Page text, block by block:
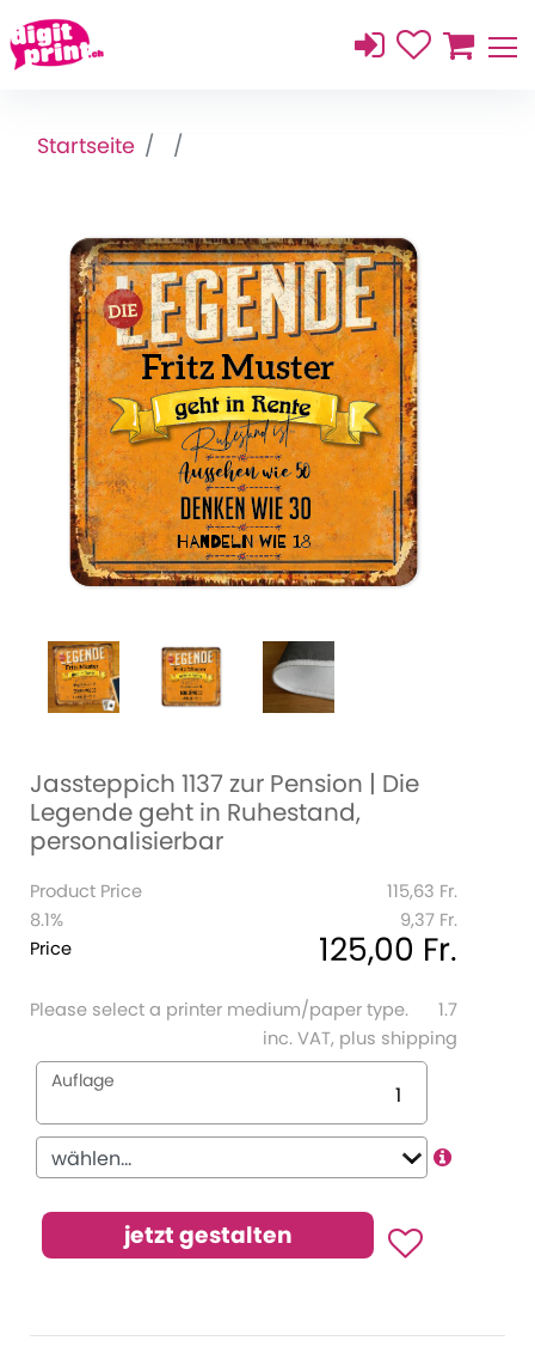
Startseite
Jassteppich 1137 zur Pension | Die
Legende geht in Ruhestand,
personalisierbar
Product Price
115,63 Fr.
8.1%
9,37 Fr.
Price
125,00 Fr.
Please select a printer medium/paper type.
1.7
inc. VAT, plus shipping
Auflage